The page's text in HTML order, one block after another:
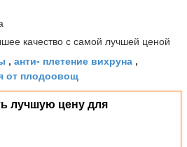
качество с самой лучшей ценой
, анти- плетение вихруна ,
от плодоовощ
лучшую цену для